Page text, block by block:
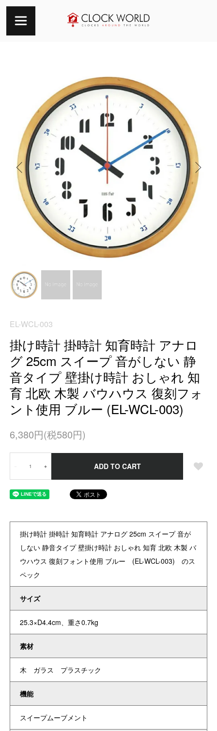
EL-WCL-003
掛け時計 掛時計 知育時計 アナロ
グ 25cm スイープ 音がしない 静
音タイプ 壁掛け時計 おしゃれ 知
育 北欧 木製 バウハウス 復刻フォ
ント使用 ブルー (EL-WCL-003)
6,380円(税580円)
＋ ADD TO CART
掛け時計 掛時計 知育時計 アナログ 25cm スイープ 音が
しない 静音タイプ 壁掛け時計 おしゃれ 知育 北欧 木製 バ
ウハウス 復刻フォント使用 ブルー (EL-WCL-003) のス
ペック
サイズ
25.3×D4.4cm、重さ0.7kg
素材
木 ガラス プラスチック
機能
スイープムーブメント